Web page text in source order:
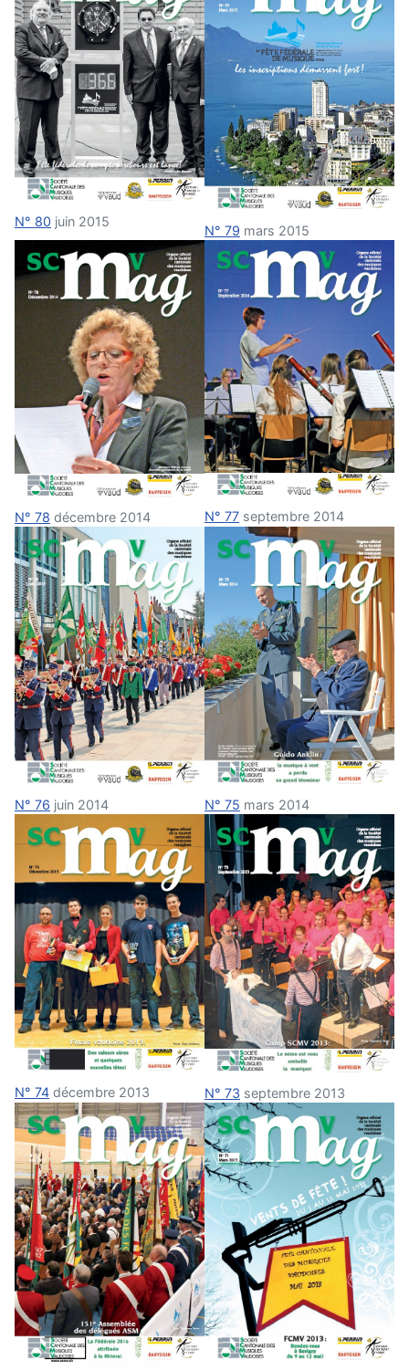
N° 80 juin 2015
N° 79 mars 2015
N° 78 décembre 2014 N° 77 septembre 2014
N° 76 juin 2014 N° 75 mars 2014
N° 74 décembre 2013 N° 73 septembre 2013